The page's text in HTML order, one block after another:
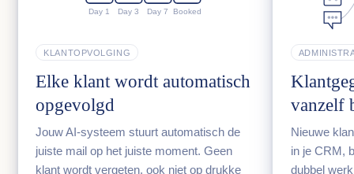
Day 1 Day 3 Day 7 Booked
KLANTOPVOLGING
Elke klant wordt automatisch
opgevolgd
Jouw AI-systeem stuurt automatisch de
juiste mail op het juiste moment. Geen
klant wordt vergeten, ook niet op drukke
vanzelf
Nieuwe
in je CRM,
dubbel